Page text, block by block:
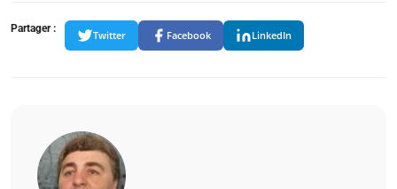
Partager :
Twitter Facebook LinkedIn